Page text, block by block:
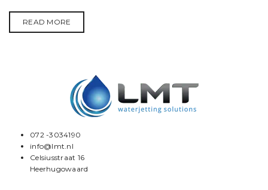
READ MORE
072 -3034190
info@lmt.nl
Celsiusstraat 16
Heerhugowaard